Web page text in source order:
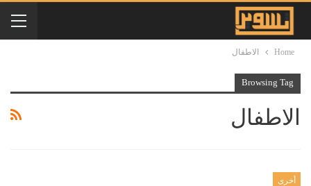
Home الاطفال
Browsing Tag
الاطفال
أخرى